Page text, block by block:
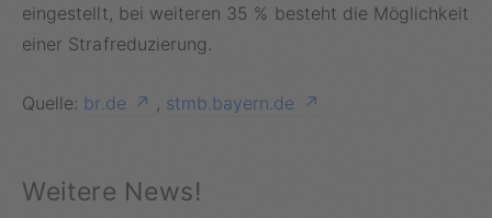
eingestellt, bei weiteren 35 % besteht die Möglichkeit
einer Strafreduzierung.
Quelle: br.de , stmb.bayern.de
Weitere News!